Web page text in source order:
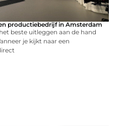
productiebedrijf in Amsterdam
beste uitleggen aan de hand
je kijkt naar een